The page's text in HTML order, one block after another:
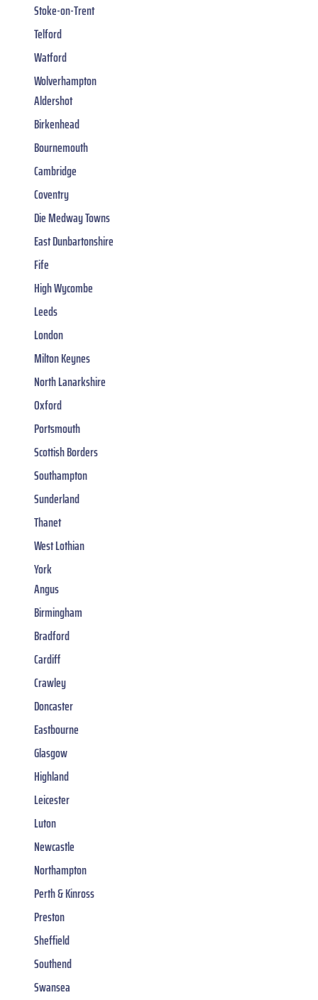
Stoke-on-Trent
Telford
Watford
Wolverhampton
Aldershot
Birkenhead
Bournemouth
Cambridge
Coventry
Die Medway Towns
East Dunbartonshire
Fife
High Wycombe
Leeds
London
Milton Keynes
North Lanarkshire
Oxford
Portsmouth
Scottish Borders
Southampton
Sunderland
Thanet
West Lothian
York
Angus
Birmingham
Bradford
Cardiff
Crawley
Doncaster
Eastbourne
Glasgow
Highland
Leicester
Luton
Newcastle
Northampton
Perth & Kinross
Preston
Sheffield
Southend
Swansea